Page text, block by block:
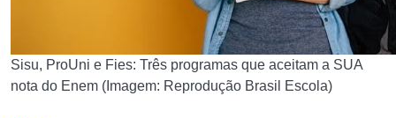
Sisu, ProUni e Fies: Três programas que aceitam a SUA
nota do Enem (Imagem: Reprodução Brasil Escola)